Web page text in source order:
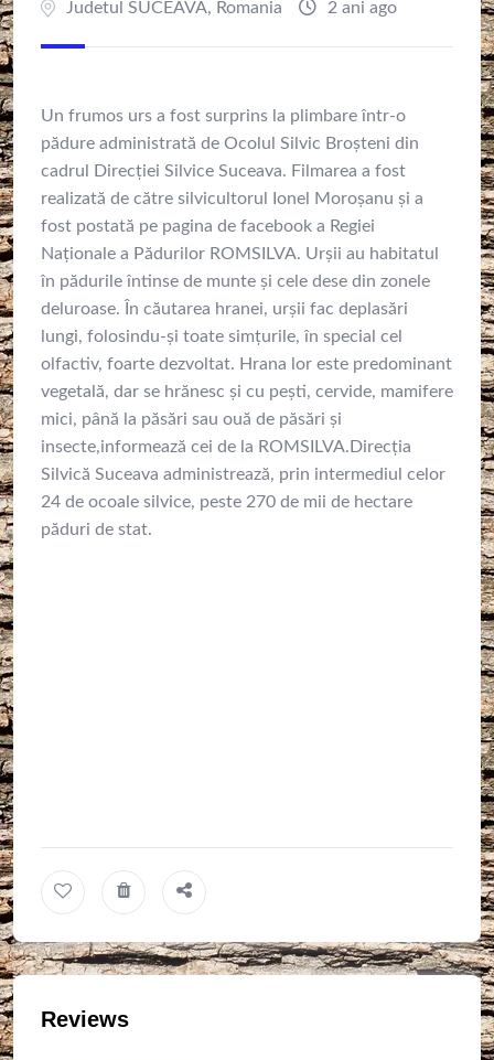
Judetul SUCEAVA, Romania 2 ani ago
Un frumos urs a fost surprins la plimbare într-o
pădure administrată de Ocolul Silvic Broșteni din
cadrul Direcției Silvice Suceava. Filmarea a fost
realizată de către silvicultorul Ionel Moroșanu și a
fost postată pe pagina de facebook a Regiei
Naționale a Pădurilor ROMSILVA. Urșii au habitatul
în pădurile întinse de munte și cele dese din zonele
deluroase. În căutarea hranei, urșii fac deplasări
lungi, folosindu-și toate simțurile, în special cel
olfactiv, foarte dezvoltat. Hrana lor este predominant
vegetală, dar se hrănesc și cu pești, cervide, mamifere
mici, până la păsări sau ouă de păsări și
insecte,informează cei de la ROMSILVA.Direcția
Silvică Suceava administrează, prin intermediul celor
24 de ocoale silvice, peste 270 de mii de hectare
păduri de stat.
Reviews